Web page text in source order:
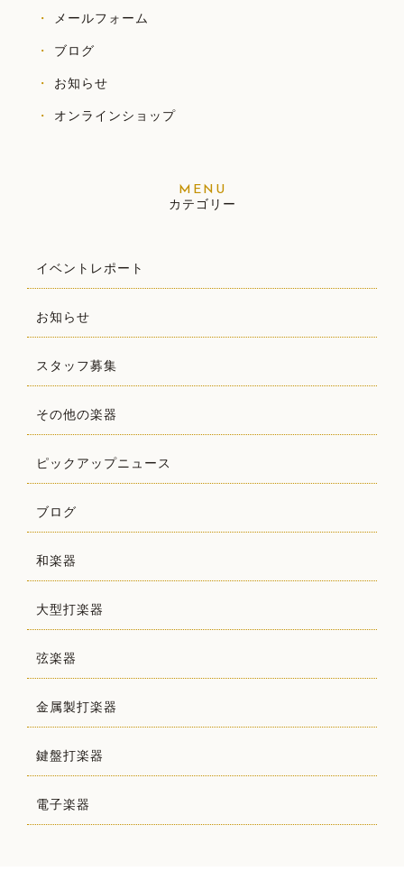
メールフォーム
ブログ
お知らせ
オンラインショップ
カテゴリー
イベントレポート
お知らせ
スタッフ募集
その他の楽器
ピックアップニュース
ブログ
和楽器
大型打楽器
弦楽器
金属製打楽器
鍵盤打楽器
電子楽器